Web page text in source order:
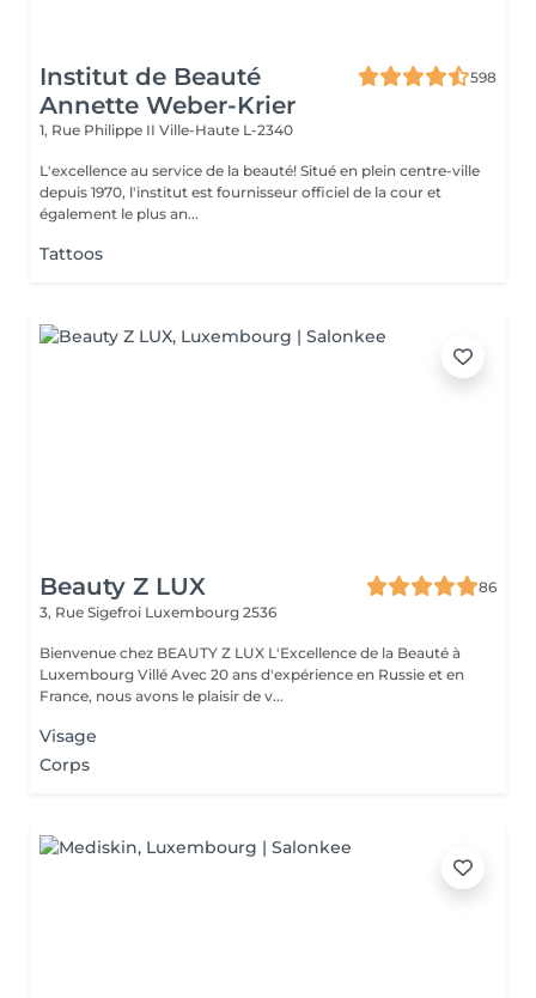
Institut de Beauté
Annette Weber-Krier
598
1, Rue Philippe II Ville-Haute L-2340
L'excellence au service de la beauté! Situé en plein centre-ville
depuis 1970, l'institut est fournisseur officiel de la cour et
également le plus an...
Tattoos
Beauty Z LUX
86
3, Rue Sigefroi Luxembourg 2536
Bienvenue chez BEAUTY Z LUX L'Excellence de la Beauté à
Luxembourg Villé Avec 20 ans d'expérience en Russie et en
France, nous avons le plaisir de v...
Visage
Corps